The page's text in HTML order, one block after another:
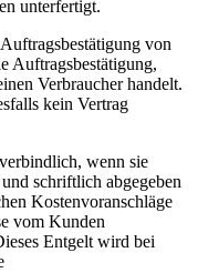
unterfertigt.
von
Auftragsbestätigung,
Verbraucher handelt.
kein Vertrag
wenn sie
schriftlich abgegeben
Kostenvoranschläge
vom Kunden
Entgelt wird bei